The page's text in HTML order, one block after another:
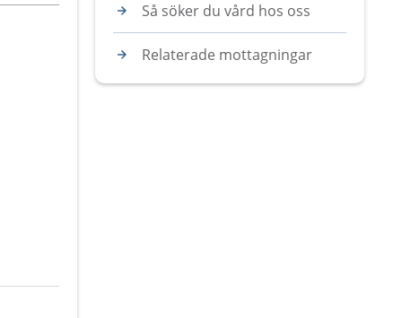
Så söker du vård hos oss
Relaterade mottagningar